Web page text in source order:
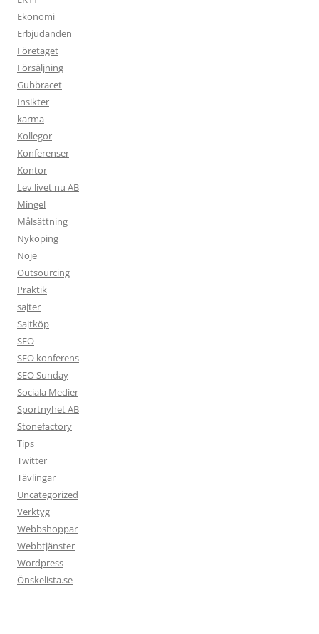
Ekonomi
Erbjudanden
Företaget
Försäljning
Gubbracet
Insikter
karma
Kollegor
Konferenser
Kontor
Lev livet nu AB
Mingel
Målsättning
Nyköping
Nöje
Outsourcing
Praktik
sajter
Sajtköp
SEO
SEO konferens
SEO Sunday
Sociala Medier
Sportnyhet AB
Stonefactory
Tips
Twitter
Tävlingar
Uncategorized
Verktyg
Webbshoppar
Webbtjänster
Wordpress
Önskelista.se